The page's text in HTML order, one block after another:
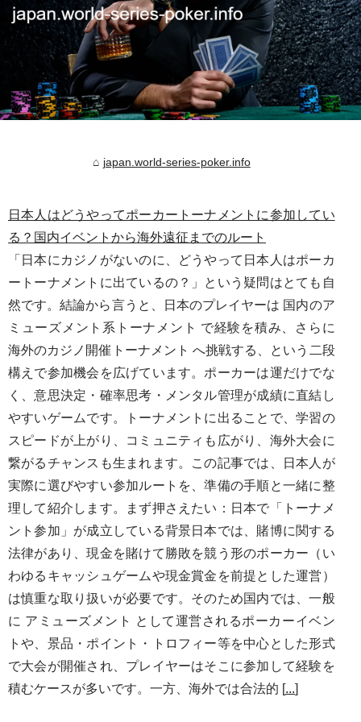
japan.world-series-poker.info
日本人はどうやってポーカートーナメントに参加してい
る？国内イベントから海外遠征までのルート
「日本にカジノがないのに、どうやって日本人はポーカ
ートーナメントに出ているの？」という疑問はとても自
然です。結論から言うと、日本のプレイヤーは 国内のア
ミューズメント系トーナメント で経験を積み、さらに
海外のカジノ開催トーナメント へ挑戦する、という二段
構えで参加機会を広げています。ポーカーは運だけでな
く、意思決定・確率思考・メンタル管理が成績に直結し
やすいゲームです。トーナメントに出ることで、学習の
スピードが上がり、コミュニティも広がり、海外大会に
繋がるチャンスも生まれます。この記事では、日本人が
実際に選びやすい参加ルートを、準備の手順と一緒に整
理して紹介します。まず押さえたい：日本で「トーナメ
ント参加」が成立している背景日本では、賭博に関する
法律があり、現金を賭けて勝敗を競う形のポーカー（い
わゆるキャッシュゲームや現金賞金を前提とした運営）
は慎重な取り扱いが必要です。そのため国内では、一般
に アミューズメント として運営されるポーカーイベン
トや、景品・ポイント・トロフィー等を中心とした形式
で大会が開催され、プレイヤーはそこに参加して経験を
積むケースが多いです。一方、海外では合法的 [...]